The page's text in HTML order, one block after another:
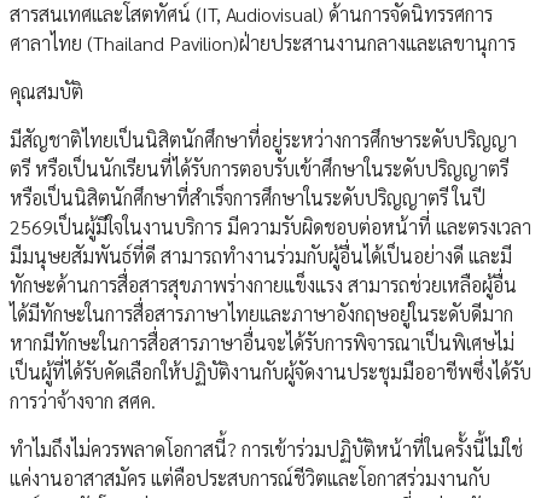
สารสนเทศและโสตทัศน์ (IT, Audiovisual) ด้านการจัดนิทรรศการ
ศาลาไทย (Thailand Pavilion)ฝ่ายประสานงานกลางและเลขานุการ
คุณสมบัติ
มีสัญชาติไทยเป็นนิสิตนักศึกษาที่อยู่ระหว่างการศึกษาระดับปริญญา
ตรี หรือเป็นนักเรียนที่ได้รับการตอบรับเข้าศึกษาในระดับปริญญาตรี
หรือเป็นนิสิตนักศึกษาที่สำเร็จการศึกษาในระดับปริญญาตรี ในปี
2569เป็นผู้มีใจในงานบริการ มีความรับผิดชอบต่อหน้าที่ และตรงเวลา
มีมนุษยสัมพันธ์ที่ดี สามารถทำงานร่วมกับผู้อื่นได้เป็นอย่างดี และมี
ทักษะด้านการสื่อสารสุขภาพร่างกายแข็งแรง สามารถช่วยเหลือผู้อื่น
ได้มีทักษะในการสื่อสารภาษาไทยและภาษาอังกฤษอยู่ในระดับดีมาก
หากมีทักษะในการสื่อสารภาษาอื่นจะได้รับการพิจารณาเป็นพิเศษไม่
เป็นผู้ที่ได้รับคัดเลือกให้ปฏิบัติงานกับผู้จัดงานประชุมมืออาชีพซึ่งได้รับ
การว่าจ้างจาก สศค.
ทำไมถึงไม่ควรพลาดโอกาสนี้? การเข้าร่วมปฏิบัติหน้าที่ในครั้งนี้ไม่ใช่
แค่งานอาสาสมัคร แต่คือประสบการณ์ชีวิตและโอกาสร่วมงานกับ